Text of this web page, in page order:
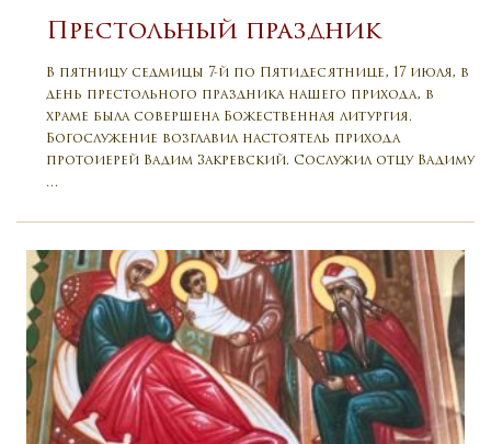
Престольный праздник
В пятницу седмицы 7-й по Пятидесятнице, 17 июля, в
день престольного праздника нашего прихода, в
храме была совершена Божественная литургия.
Богослужение возглавил настоятель прихода
протоиерей Вадим Закревский. Сослужил отцу Вадиму
…